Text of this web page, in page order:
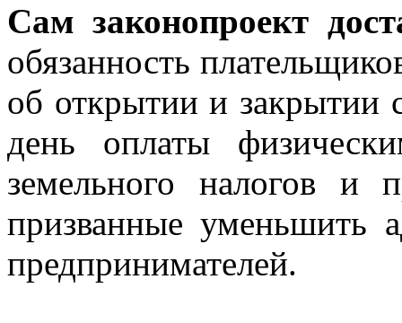
Сам законопроект
обязанность
об открытии и закрытии
день оплаты
земельного налогов и
призванные уменьшить
предпринимателей.